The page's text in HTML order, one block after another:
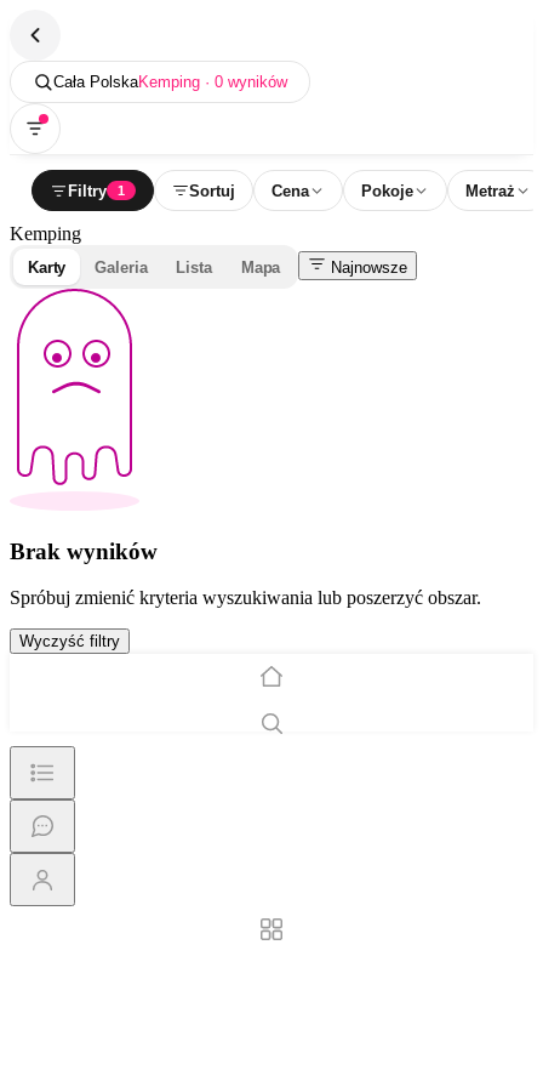
Cała PolskaKemping · 0 wyników
Filtry 1 Sortuj Cena Pokoje Metraż
Kemping
Karty Galeria Lista Mapa Najnowsze
Brak wyników
Spróbuj zmienić kryteria wyszukiwania lub poszerzyć obszar.
Wyczyść filtry